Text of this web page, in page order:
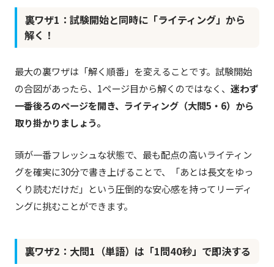
裏ワザ1：試験開始と同時に「ライティング」から
解く！
最大の裏ワザは「解く順番」を変えることです。試験開始
の合図があったら、1ページ目から解くのではなく、 迷わず
一番後ろのページを開き、ライティング（大問5・6）から
取り掛かりましょう。
頭が一番フレッシュな状態で、最も配点の高いライティン
グを確実に30分で書き上げることで、「あとは長文をゆっ
くり読むだけだ」という圧倒的な安心感を持ってリーディ
ングに挑むことができます。
裏ワザ2：大問1（単語）は「1問40秒」で即決する